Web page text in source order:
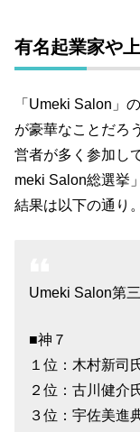
有名起業家や
「Umeki Salon」
が豪華なことだろ
営者が多く参加し
meki Salon総選挙
結果は以下の通り。
Umeki Salon第
■神７
１位：木村新司
２位：古川健介
３位：宇佐美進